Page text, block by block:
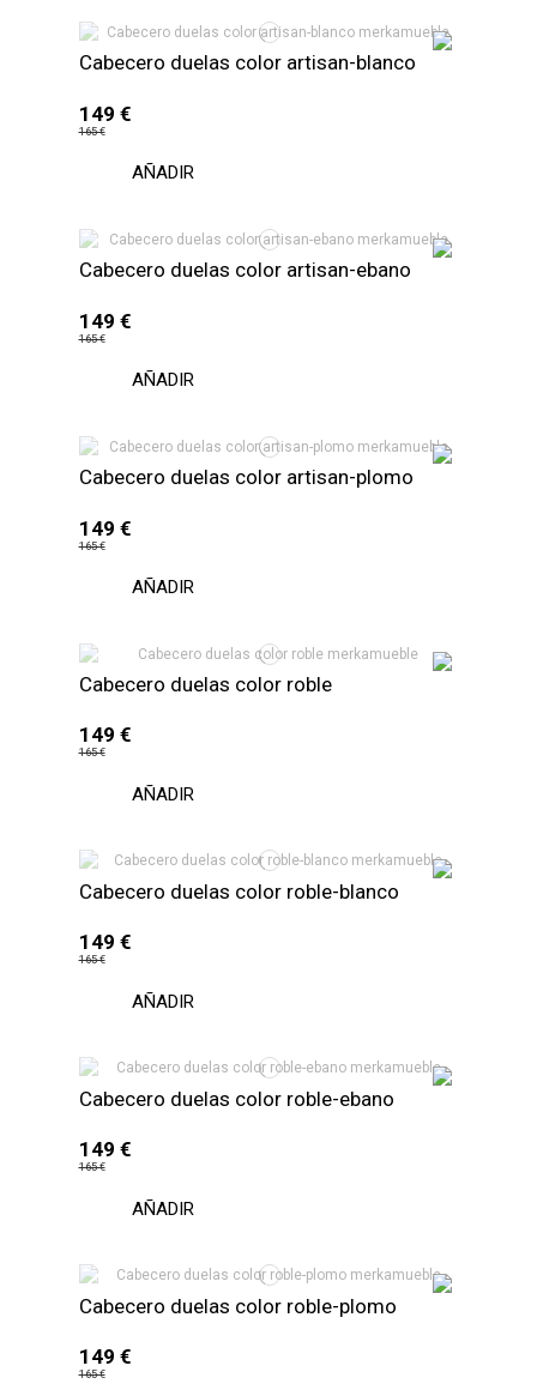
Cabecero duelas color artisan-blanco
149 €
165 €
AÑADIR
Cabecero duelas color artisan-ebano
149 €
165 €
AÑADIR
Cabecero duelas color artisan-plomo
149 €
165 €
AÑADIR
Cabecero duelas color roble
149 €
165 €
AÑADIR
Cabecero duelas color roble-blanco
149 €
165 €
AÑADIR
Cabecero duelas color roble-ebano
149 €
165 €
AÑADIR
Cabecero duelas color roble-plomo
149 €
165 €